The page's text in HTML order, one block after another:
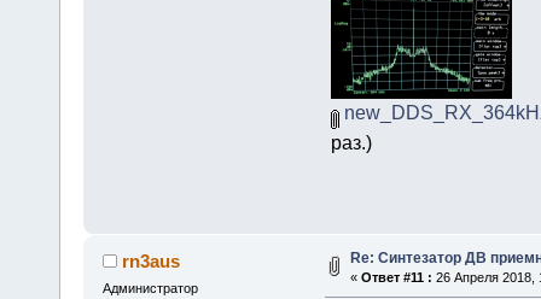
раз.)
rn3aus
Администратор
Re: Синтезатор ДВ
« Ответ #11 : 26 Апреля 2018,